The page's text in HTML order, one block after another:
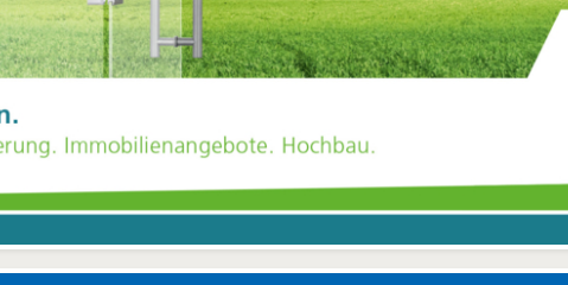
Plotterpapiere und
für CAD und Graphic
Arts sowie klein- und
Kopierer und Plotter
spezialisiert“, so
Geschäftsführer Michael
Karpinski (Foto).
bieten die
Fachleute Document
Service wird bei den über 20
Mitarbeitern groß
geschrieben. „Wir empfehlen
die Wartung einschließt
sondern auch eventuelle
Reparaturen“, erzählt Oliver
Schmidt. „Unser qualifiziertes
Service-Team repräsentiert